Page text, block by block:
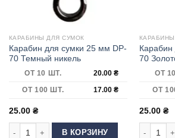
КАРАБИНЫ ДЛЯ СУМОК
Карабин для сумки 25 мм DP-
70 Темный никель
ОТ 10 ШТ. 20.00 ₴
ОТ 100 ШТ.
17.00 ₴
25.00 ₴
Количество товара Карабин для сумки 25 мм
В КОРЗИНУ
70
ОТ
ОТ
25.00 ₴